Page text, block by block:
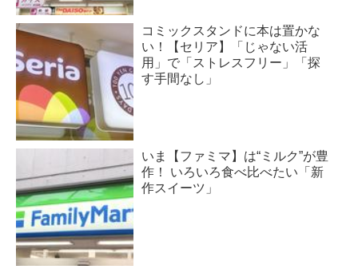
コミックスタンドに本は置かな
い！【セリア】「じゃない活
用」で「ストレスフリー」「探
す手間なし」
いま【ファミマ】は“ミルク”が豊
作！ いろいろ食べ比べたい「新
作スイーツ」